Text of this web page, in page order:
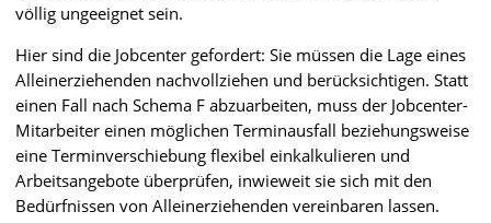
völlig ungeeignet sein.
Hier sind die Jobcenter gefordert: Sie müssen die Lage eines
Alleinerziehenden nachvollziehen und berücksichtigen. Statt
einen Fall nach Schema F abzuarbeiten, muss der Jobcenter-
Mitarbeiter einen möglichen Terminausfall beziehungsweise
eine Terminverschiebung flexibel einkalkulieren und
Arbeitsangebote überprüfen, inwieweit sie sich mit den
Bedürfnissen von Alleinerziehenden vereinbaren lassen.